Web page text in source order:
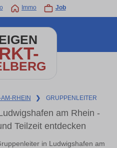
Immo Job
RHEIN ❯ GRUPPENLEITER
am Rhein -
Teilzeit entdecken
in Ludwigshafen am